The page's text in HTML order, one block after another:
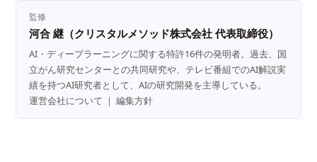
監修
河合 継（クリスタルメソッド株式会社 代表取締役）
AI・ディープラーニングに関する特許16件の発明者。過去、国
立がん研究センターとの共同研究や、テレビ番組でのAI解説実
績を持つAI研究者として、AIの研究開発を主導している。
運営会社について ｜編集方針